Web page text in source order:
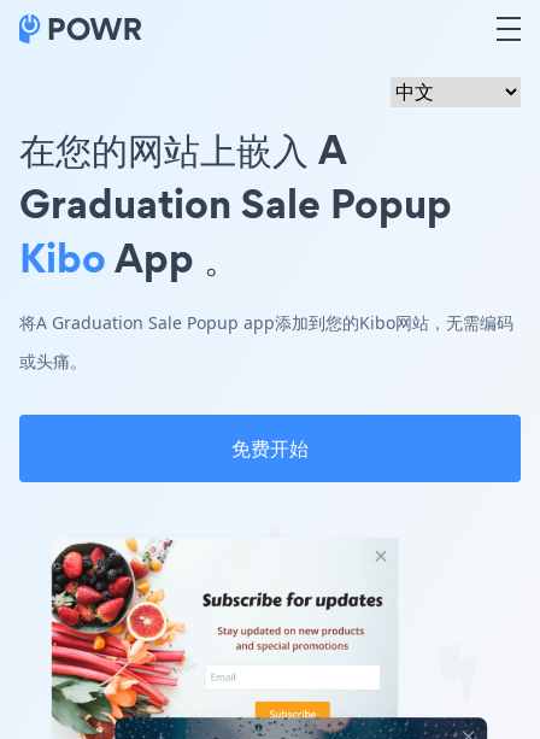
在您的网站上嵌入 A
Graduation Sale Popup
KiboApp 。
将A Graduation Sale Popup app添加到您的Kibo网站，无需编码
或头痛。
免费开始